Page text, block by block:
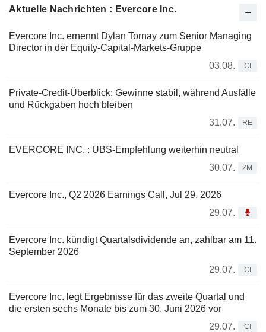
Aktuelle Nachrichten : Evercore Inc.
Evercore Inc. ernennt Dylan Tornay zum Senior Managing
Director in der Equity-Capital-Markets-Gruppe
03.08.
CI
Private-Credit-Überblick: Gewinne stabil, während Ausfälle
und Rückgaben hoch bleiben
31.07.
RE
EVERCORE INC. : UBS-Empfehlung weiterhin neutral
30.07.
ZM
Evercore Inc., Q2 2026 Earnings Call, Jul 29, 2026
29.07.
Evercore Inc. kündigt Quartalsdividende an, zahlbar am 11.
September 2026
29.07.
CI
Evercore Inc. legt Ergebnisse für das zweite Quartal und
die ersten sechs Monate bis zum 30. Juni 2026 vor
29.07.
CI